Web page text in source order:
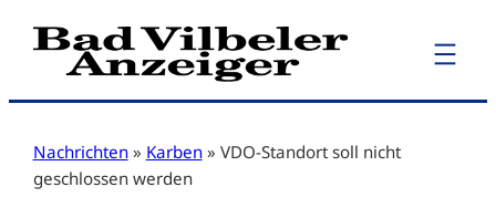
Zum
Inhalt
Nachrichten » Karben » VDO-Standort soll nicht
geschlossen werden